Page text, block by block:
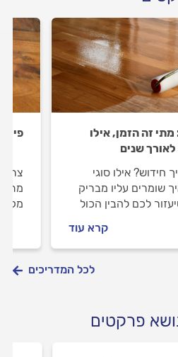
זה הזמן, אילו
לאורך שנים
חידוש? אילו סוגי
שומרים עליו מבריק
לכם להבין הכול
קרא עוד
לכל המדריכים
פרקטים